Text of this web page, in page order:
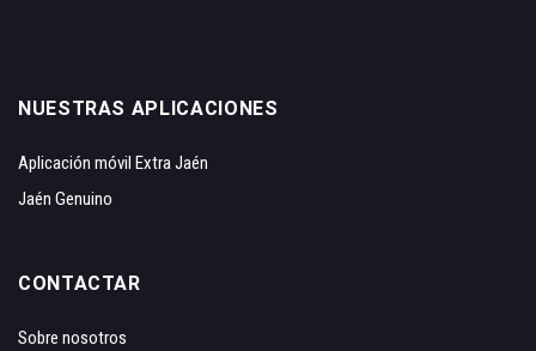
NUESTRAS APLICACIONES
Aplicación móvil Extra Jaén
Jaén Genuino
CONTACTAR
Sobre nosotros